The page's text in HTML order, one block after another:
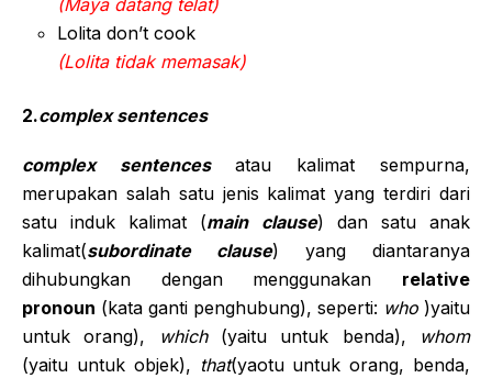
(Maya datang telat)
Lolita don’t cook
(Lolita tidak memasak)
2.complex sentences
complex sentences atau kalimat sempurna,
merupakan salah satu jenis kalimat yang terdiri dari
satu induk kalimat (main clause) dan satu anak
kalimat(subordinate clause) yang diantaranya
dihubungkan dengan menggunakan relative
pronoun (kata ganti penghubung), seperti: who )yaitu
untuk orang),
which(yaitu untuk benda), whom
(yaitu untuk objek), that(yaotu untuk orang, benda,